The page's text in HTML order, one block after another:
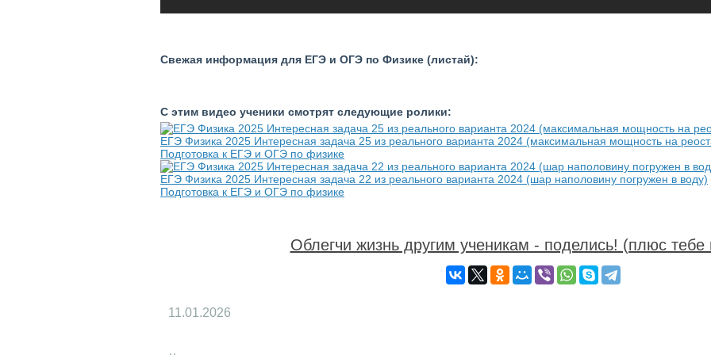
Свежая информация для ЕГЭ и ОГЭ по Физике (листай):
С этим видео ученики смотрят следующие ролики:
ЕГЭ Физика 2025 Интересная задача 25 из реального варианта 2024 (максимальная мощность на
Подготовка к ЕГЭ и ОГЭ по физике
ЕГЭ Физика 2025 Интересная задача 22 из реального варианта 2024 (шар наполовину погружен в воду)
Подготовка к ЕГЭ и ОГЭ по физике
Облегчи жизнь другим ученикам - поделись! (плюс тебе
11.01.2026